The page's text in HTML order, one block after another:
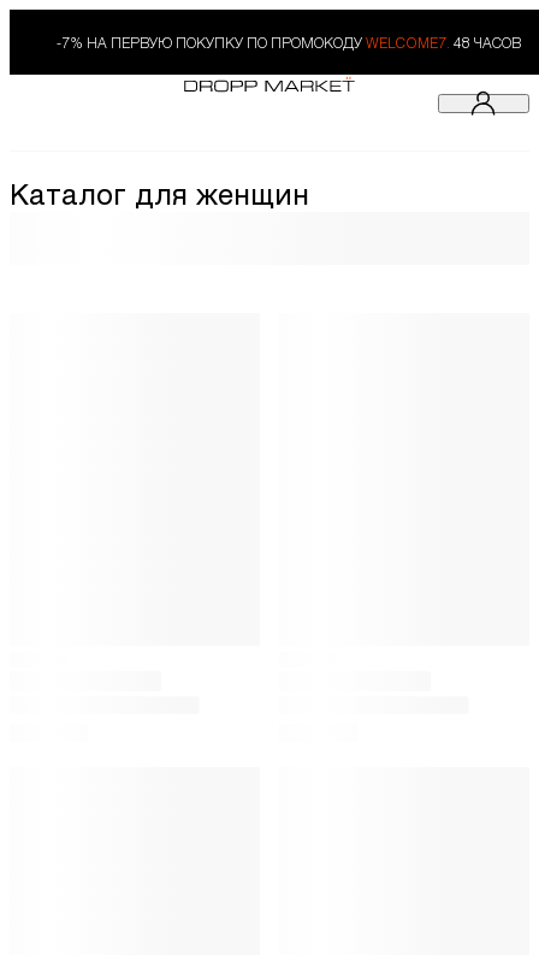
-7% НА ПЕРВУЮ ПОКУПКУ ПО ПРОМОКОДУ WELCOME7. 48 ЧАСОВ
Каталог для женщин